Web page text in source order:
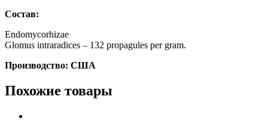
Состав:
Endomycorhizae
Glomus intraradices – 132 propagules per gram.
Производство: США
Похожие товары